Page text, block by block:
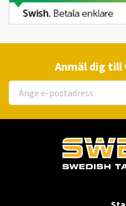
Anmäl dig